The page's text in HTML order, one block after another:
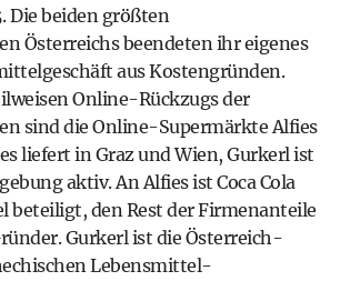
Die beiden größten
Österreichs beendeten ihr eigenes
aus Kostengründen.
Online-Rückzugs der
sind die Online-Supermärkte Alfies
liefert in Graz und Wien, Gurkerl ist
aktiv. An Alfies ist Coca Cola
beteiligt, den Rest der Firmenanteile
Gurkerl ist die Österreich-
Lebensmittel-